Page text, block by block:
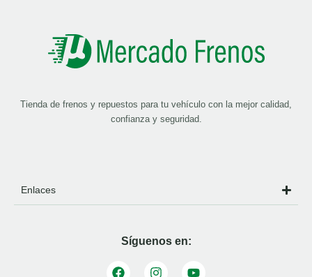
Tienda de frenos y repuestos para tu vehículo con la mejor calidad,
confianza y seguridad.
Enlaces
Síguenos en: